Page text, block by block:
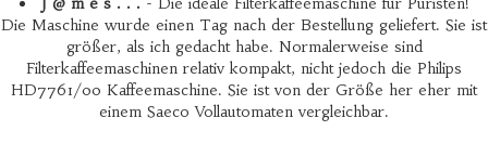
Die Maschine wurde einen Tag nach der Bestellung geliefert. Sie ist
größer, als ich gedacht habe. Normalerweise sind
Filterkaffeemaschinen relativ kompakt, nicht jedoch die Philips
HD7761/00 Kaffeemaschine. Sie ist von der Größe her eher mit
einem Saeco Vollautomaten vergleichbar.